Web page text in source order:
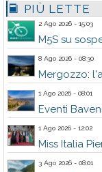
PIÙ LETTE
2 Ago 2026 - 15:03
M5S su
8 Ago 2026 - 08:30
Mergozzo:
1 Ago 2026 - 08:01
Eventi
1 Ago 2026 - 12:02
Miss Italia
3 Ago 2026 - 08:01